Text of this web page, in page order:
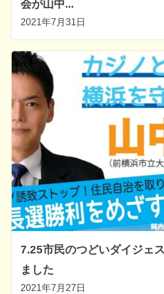
会が山中...
2021年7月31日
7.25市民のつどいダイジェ
ました
2021年7月27日